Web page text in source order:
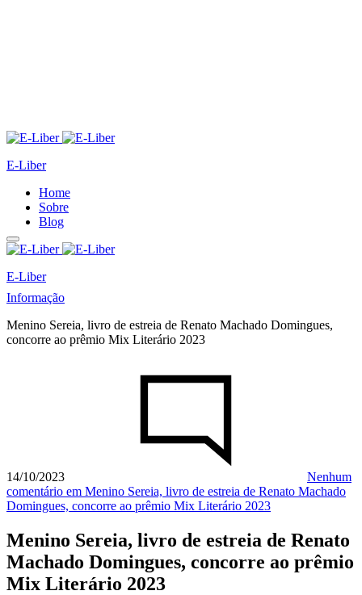
E-Liber
Home
Sobre
Blog
E-Liber
Informação
Menino Sereia, livro de estreia de Renato Machado Domingues,
concorre ao prêmio Mix Literário 2023
14/10/2023
Nenhum
comentário em Menino Sereia, livro de estreia de Renato Machado
Domingues, concorre ao prêmio Mix Literário 2023
Menino Sereia, livro de estreia de Renato
Machado Domingues, concorre ao prêmio
Mix Literário 2023